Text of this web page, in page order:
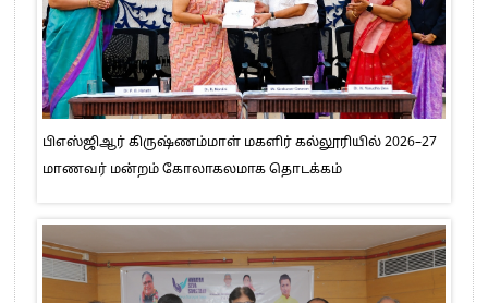
பிஎஸ்ஜிஆர் கிருஷ்ணம்மாள் மகளிர் கல்லூரியில் 2026–27
மாணவர் மன்றம் கோலாகலமாக தொடக்கம்